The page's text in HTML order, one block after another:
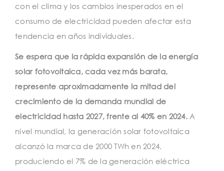
con el clima y los cambios inesperados en el
consumo de electricidad pueden afectar esta
tendencia en años individuales.
Se espera que la rápida expansión de la energía
solar fotovoltaica, cada vez más barata,
represente aproximadamente la mitad del
crecimiento de la demanda mundial de
electricidad hasta 2027, frente al 40% en 2024.A
nivel mundial, la generación solar fotovoltaica
alcanzó la marca de 2000 TWh en 2024,
produciendo el 7% de la generación eléctrica